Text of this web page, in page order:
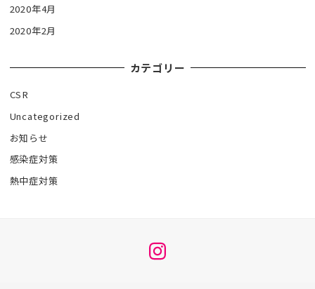
2020年4月
2020年2月
カテゴリー
CSR
Uncategorized
お知らせ
感染症対策
熱中症対策
メ